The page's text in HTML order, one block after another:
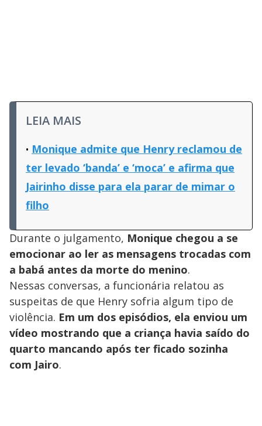
LEIA MAIS
Monique admite que Henry reclamou de
ter levado ‘banda’ e ‘moca’ e afirma que
Jairinho disse para ela parar de mimar o
filho
Durante o julgamento, Monique chegou a se
emocionar ao ler as mensagens trocadas com
a babá antes da morte do menino.
Nessas conversas, a funcionária relatou as
suspeitas de que Henry sofria algum tipo de
violência. Em um dos episódios, ela enviou um
vídeo mostrando que a criança havia saído do
quarto mancando após ter ficado sozinha
com Jairo.